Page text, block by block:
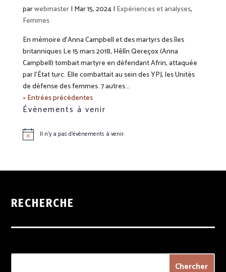
parwebmaster| Mar 15, 2024| Expériences et analyses,
Femmes
En mémoire d’Anna Campbell et des martyrs des îles
britanniques Le 15 mars 2018, Hêlîn Qereçox (Anna
Campbell) tombait martyre en défendant Afrin, attaquée
par l’État turc. Elle combattait au sein des YPJ, les Unités
de défense des femmes. 7 autres...
« Entrées précédentes
Évènements à venir
Notice Il n’y a pas d’évènements à venir.
RECHERCHE